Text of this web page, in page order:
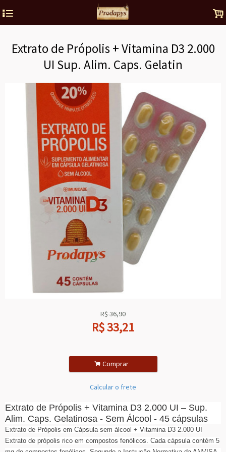
4 .
Extrato de Própolis + Vitamina D3 2.000
UI Sup. Alim. Caps. Gelatin
R$36,90
R$33,21
. Comprar
Calcular o frete
Extrato de Própolis + Vitamina D3 2.000 UI – Sup.
Alim. Caps. Gelatinosa - Sem Álcool - 45 cápsulas
Extrato de Própolis em Cápsula sem álcool + Vitamina D3 2.000 UI
Extrato de própolis rico em compostos fenólicos. Cada cápsula contém 5